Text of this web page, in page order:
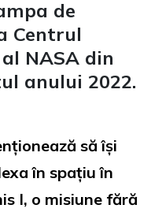
de
Centrul
NASA din
anului 2022.
să își
în spațiu în
I, o misiune fără